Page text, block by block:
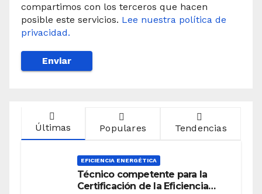
compartimos con los terceros que hacen
posible este servicios. Lee nuestra política de
privacidad.
Últimas Populares Tendencias
EFICIENCIA ENERGÉTICA
Técnico competente para la
Certificación de la Eficiencia